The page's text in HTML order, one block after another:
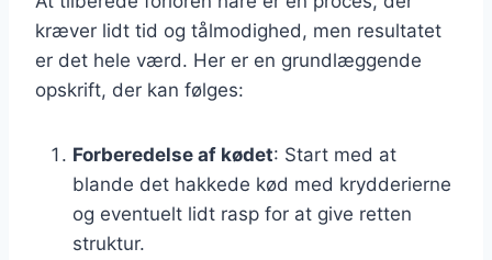
kræver lidt tid og tålmodighed, men resultatet
er det hele værd. Her er en grundlæggende
opskrift, der kan følges:
Forberedelse af kødet: Start med at
blande det hakkede kød med krydderierne
og eventuelt lidt rasp for at give retten
struktur.